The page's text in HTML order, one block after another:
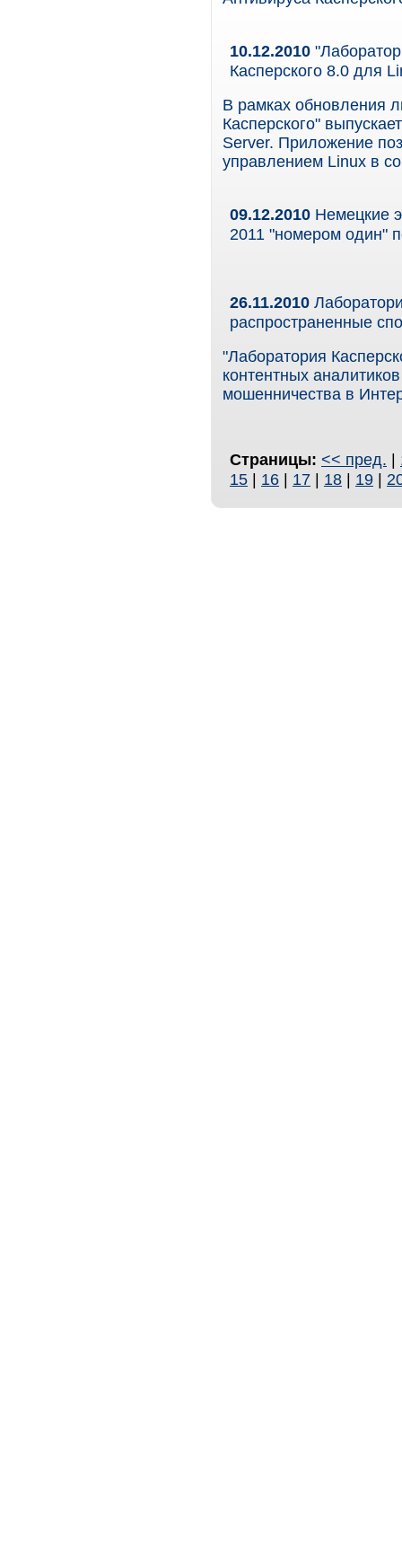
10.12.2010
Касперского 8.0 для
В рамках обновления
Касперского"
Server. Приложение
управлением Linux в
09.12.2010 Немецкие
2011 "номером один"
26.11.2010
распространенные
"Лаборатория
контентных
мошенничества в
Страницы: << пред. |
15 | 16 | 17 | 18 | 19 |